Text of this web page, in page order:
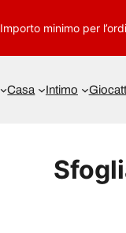
Importo minimo per
Casa Intimo